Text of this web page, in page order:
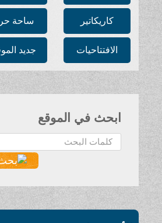
كاريكاتير ساحة
الافتتاحيات جديد
ابحث في الموقع
البحث...